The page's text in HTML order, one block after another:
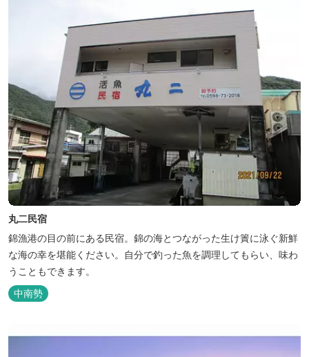
丸二民宿
錦漁港の目の前にある民宿。錦の海とつながった生け簀に泳ぐ新鮮
な海の幸を堪能ください。自分で釣った魚を調理してもらい、味わ
うこともできます。
中南勢